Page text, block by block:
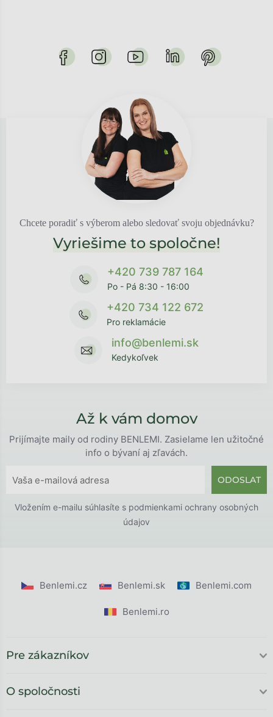
Chcete poradiť s výberom alebo sledovať svoju objednávku?
Vyriešime to spoločne!
+420 739 787 164
Po - Pá 8:30 - 16:00
+420 734 122 672
Pro reklamácie
info@benlemi.sk
Kedykoľvek
Až k vám domov
Prijímajte maily od rodiny BENLEMI. Zasielame len užitočné
info o bývaní aj zľavách.
ODOSLAT
Vložením e-mailu súhlasíte s podmienkami ochrany osobných
údajov
Benlemi.cz Benlemi.sk Benlemi.com
Benlemi.ro
Pre zákazníkov
O spoločnosti